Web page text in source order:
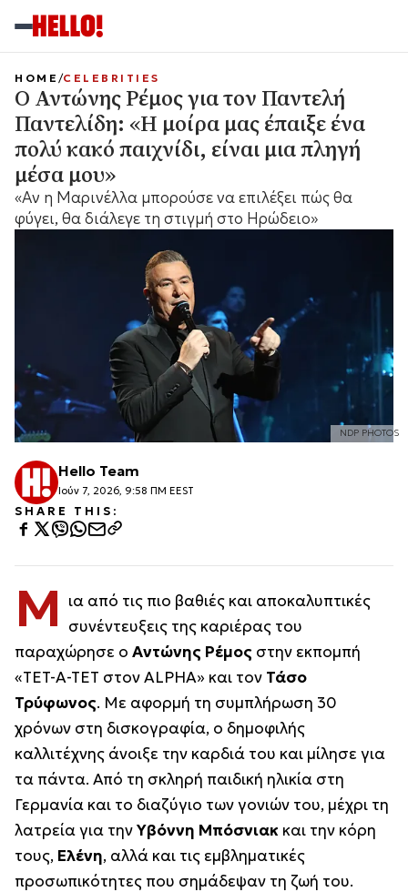
NDP PHOTOS
HOME CELEBRITIES
Ο Αντώνης Ρέμος για τον Παντελή
Παντελίδη: «Η μοίρα μας έπαιξε ένα
πολύ κακό παιχνίδι, είναι μια πληγή
μέσα μου»
«Αν η Μαρινέλλα μπορούσε να επιλέξει πώς θα
φύγει, θα διάλεγε τη στιγμή στο Ηρώδειο»
Hello Team
Ιούν 7, 2026, 9:58 ΠΜ EEST
SHARE THIS:
Μ ια από τις πιο βαθιές και αποκαλυπτικές
συνέντευξεις της καριέρας του
παραχώρησε ο Αντώνης Ρέμος στην εκπομπή
«ΤΕΤ-Α-ΤΕΤ στον ALPHA» και τον Τάσο
Τρύφωνος. Με αφορμή τη συμπλήρωση 30
χρόνων στη δισκογραφία, ο δημοφιλής
καλλιτέχνης άνοιξε την καρδιά του και μίλησε για
τα πάντα. Από τη σκληρή παιδική ηλικία στη
Γερμανία και το διαζύγιο των γονιών του, μέχρι τη
λατρεία για τηνΥβόννη Μπόσνιακ και την κόρη
τους, Ελένη, αλλά και τις εμβληματικές
προσωπικότητες που σημάδεψαν τη ζωή του.